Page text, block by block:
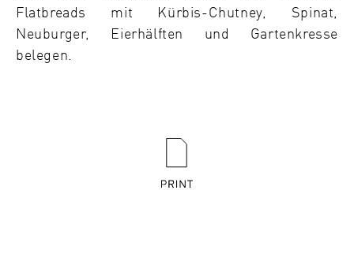
Flatbreads mit Kürbis-Chutney, Spinat,
Neuburger, Eierhälften und Gartenkresse
belegen.